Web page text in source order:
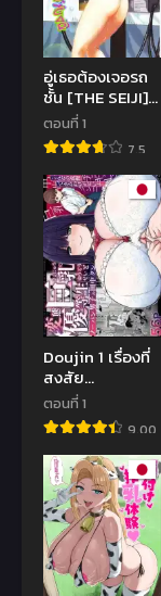
อู่เธอต้องเจอรถ
ชั้น [THE SEIJI]
Hamichichi
Onee-san
~Kinyoubi wa
Hentai~ Ch. 1 –
I Wash Your
Car
ตอนที่ 1
7.5
Doujin 1 เรื่องที่
สงสัย
[NanokaH]
Hentai kyonyū
no yūtōsei to
nōpan danshi
no Tanaka-kun
ตอนที่ 1
9.00